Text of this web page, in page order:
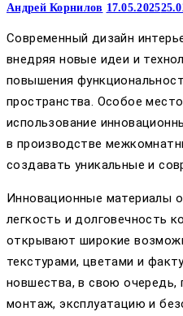
Андрей Корнилов 17.05.2025
Современный дизайн
внедряя новые идеи и
повышения
пространства. Особое
использование
в производстве
создавать уникальные и
Инновационные материалы
легкость и долговечность
открывают широкие
текстурами, цветами и
новшества, в свою очередь,
монтаж, эксплуатацию и